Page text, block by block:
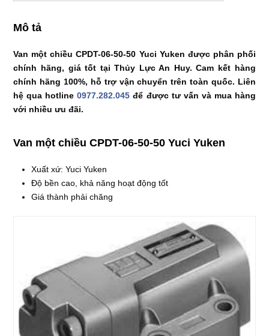
Mô tả
Van một chiều CPDT-06-50-50 Yuci Yuken được phân phối
chính hãng, giá tốt tại Thủy Lực An Huy. Cam kết hàng
chính hãng 100%, hỗ trợ vận chuyển trên toàn quốc. Liên
hệ qua hotline0977.282.045 để được tư vấn và mua hàng
với nhiều ưu đãi.
Van một chiều CPDT-06-50-50 Yuci Yuken
Xuất xứ: Yuci Yuken
Độ bền cao, khả năng hoạt động tốt
Giá thành phải chăng